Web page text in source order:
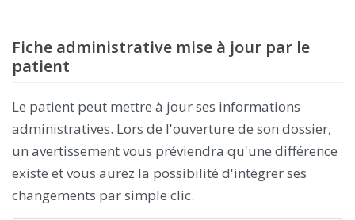
Fiche administrative mise à jour par le
patient
Le patient peut mettre à jour ses informations
administratives. Lors de l'ouverture de son dossier,
un avertissement vous préviendra qu'une différence
existe et vous aurez la possibilité d'intégrer ses
changements par simple clic.